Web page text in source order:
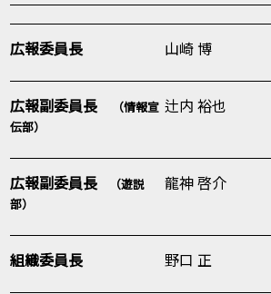
広報委員長 山崎 博
広報副委員長
（情報宣
伝部）
辻内 裕也
広報副委員長 （遊説
部）
龍神 啓介
組織委員長 野口 正